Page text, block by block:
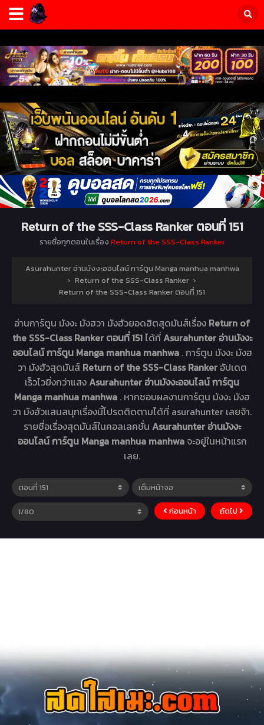
Return of the SSS-Class Ranker ตอนที่ 151
รายชื่อทุกตอนในเรื่อง Return of the SSS-Class Ranker
Asurahunter อ่านมังงะออนไลน์ การ์ตูน Manga manhua manhwa
› Return of the SSS-Class Ranker ›
Return of the SSS-Class Ranker ตอนที่ 151
อ่านการ์ตูน มังงะ มังฮวา มังฮัวยอดฮิตสุดมันส์เรื่อง Return of
the SSS-Class Ranker ตอนที่ 151ได้ที่Asurahunter อ่านมังงะ
ออนไลน์ การ์ตูน Manga manhua manhwa . การ์ตูน มังงะ มังฮ
วา มังฮัวสุดมันส์ Return of the SSS-Class Ranker อัปเดต
เร็วไวยิ่งกว่าแสงAsurahunter อ่านมังงะออนไลน์ การ์ตูน
Manga manhua manhwa . หากชอบผลงานการ์ตูน มังงะ มังฮ
วา มังฮัวแสนสนุกเรื่องนี้โปรดติดตามได้ที่ asurahunter เลยจ้า.
รายชื่อเรื่องสุดมันส์ในคอลเลคชั่น Asurahunter อ่านมังงะ
ออนไลน์ การ์ตูน Manga manhua manhwa จะอยู่ในหน้าแรก
เลย.
ก่อนหน้า ถัดไป